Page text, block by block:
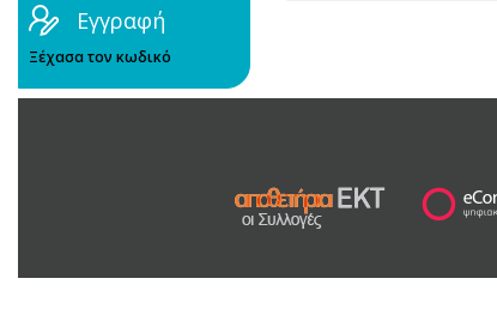
Εγγραφή
Ξέχασα τον κωδικό